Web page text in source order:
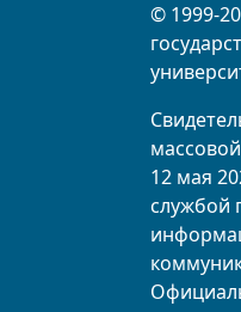
© 1999-
12 мая
службой